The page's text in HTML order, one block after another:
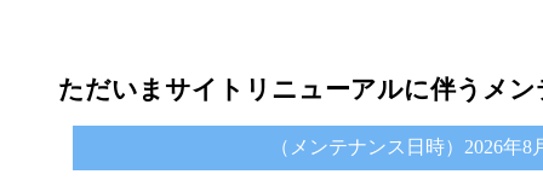
ただいまサイトリニューアルに伴うメ
（メンテナンス日時）2026年8